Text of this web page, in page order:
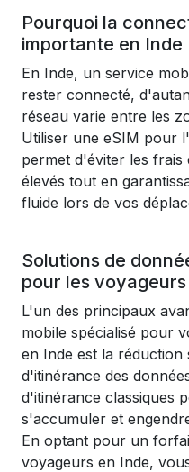
Pourquoi la
importante en Inde
En Inde, un service
rester connecté,
réseau varie entre les
Utiliser une eSIM pour
permet d'éviter les
élevés tout en
fluide lors de vos
Solutions de
pour les
L'un des principaux
mobile spécialisé pour
en Inde est la réduction
d'itinérance des
d'itinérance classiques
s'accumuler et
En optant pour un
voyageurs en Inde,